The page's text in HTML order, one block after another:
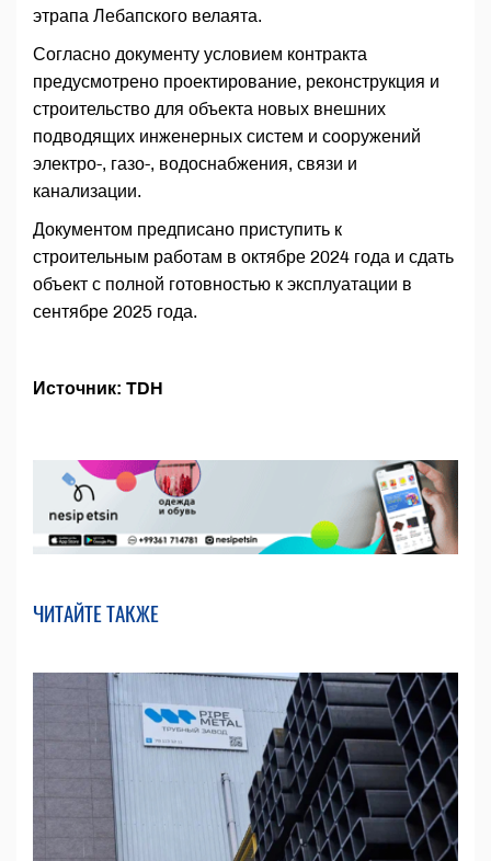
этрапа Лебапского велаята.
Согласно документу условием контракта
предусмотрено проектирование, реконструкция и
строительство для объекта новых внешних
подводящих инженерных систем и сооружений
электро-, газо-, водоснабжения, связи и
канализации.
Документом предписано приступить к
строительным работам в октябре 2024 года и сдать
объект с полной готовностью к эксплуатации в
сентябре 2025 года.
Источник: TDH
ЧИТАЙТЕ ТАКЖЕ